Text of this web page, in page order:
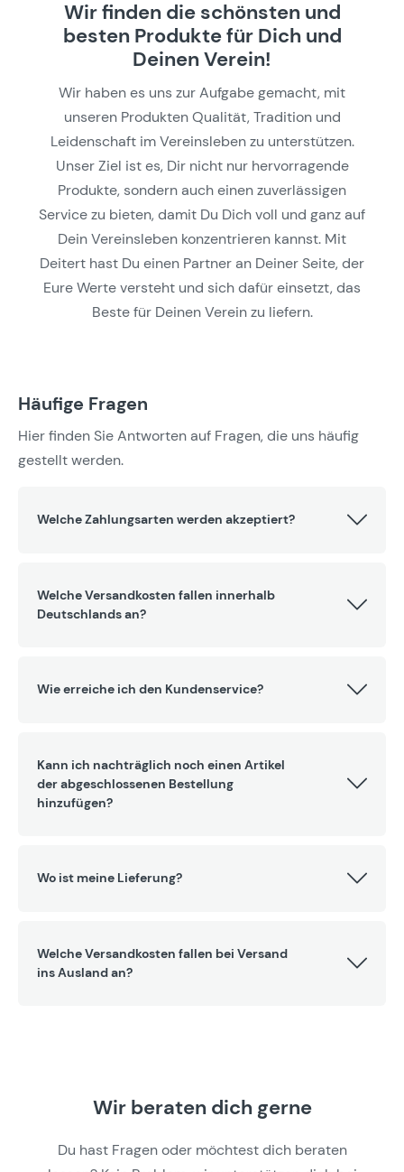
Wir finden die schönsten und
besten Produkte für Dich und
Deinen Verein!
Wir haben es uns zur Aufgabe gemacht, mit
unseren Produkten Qualität, Tradition und
Leidenschaft im Vereinsleben zu unterstützen.
Unser Ziel ist es, Dir nicht nur hervorragende
Produkte, sondern auch einen zuverlässigen
Service zu bieten, damit Du Dich voll und ganz auf
Dein Vereinsleben konzentrieren kannst. Mit
Deitert hast Du einen Partner an Deiner Seite, der
Eure Werte versteht und sich dafür einsetzt, das
Beste für Deinen Verein zu liefern.
Häufige Fragen
Hier finden Sie Antworten auf Fragen, die uns häufig
gestellt werden.
Welche Zahlungsarten werden akzeptiert?
Welche Versandkosten fallen innerhalb
Deutschlands an?
Wie erreiche ich den Kundenservice?
Kann ich nachträglich noch einen Artikel
der abgeschlossenen Bestellung
hinzufügen?
Wo ist meine Lieferung?
Welche Versandkosten fallen bei Versand
ins Ausland an?
Wir beraten dich gerne
Du hast Fragen oder möchtest dich beraten